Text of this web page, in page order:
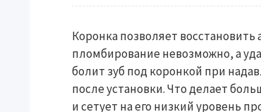
Коронка позволяет
пломбирование невозможно, а
болит зуб под коронкой при
после установки. Что делает
и сетует на его низкий уровень